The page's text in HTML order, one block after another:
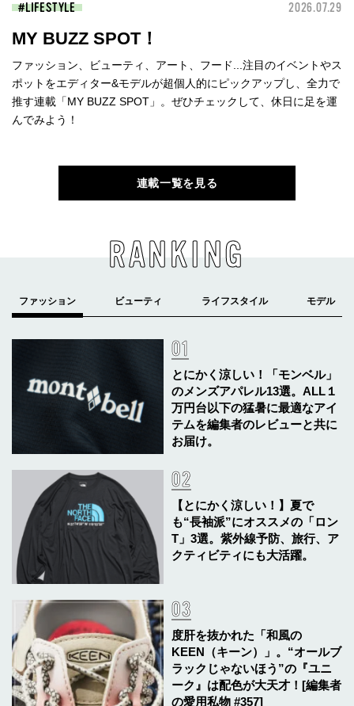
LIFESTYLE 2026.07.29
MY BUZZ SPOT！
ファッション、ビューティ、アート、フード...注目のイベントやス
ポットをエディター&モデルが超個人的にピックアップし、全力で
推す連載「MY BUZZ SPOT」。ぜひチェックして、休日に足を運
んでみよう！
連載一覧を見る
RANKING
とにかく涼しい！「モンベル」
のメンズアパレル13選。ALL１
万円台以下の猛暑に最適なアイ
テムを編集者のレビューと共に
お届け。
【とにかく涼しい！】夏で
も“長袖派”にオススメの「ロン
T」3選。紫外線予防、旅行、ア
クティビティにも大活躍。
度肝を抜かれた「和風の
KEEN（キーン）」。“オールブ
ラックじゃないほう”の『ユニ
ーク』は配色が大天才！[編集者
の愛用私物 #357]